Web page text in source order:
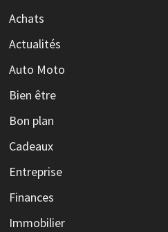
Achats
Actualités
Auto Moto
Bien être
Bon plan
Cadeaux
Entreprise
Finances
Immobilier